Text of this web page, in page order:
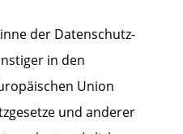
der Datenschutz-
in den
Union
und anderer